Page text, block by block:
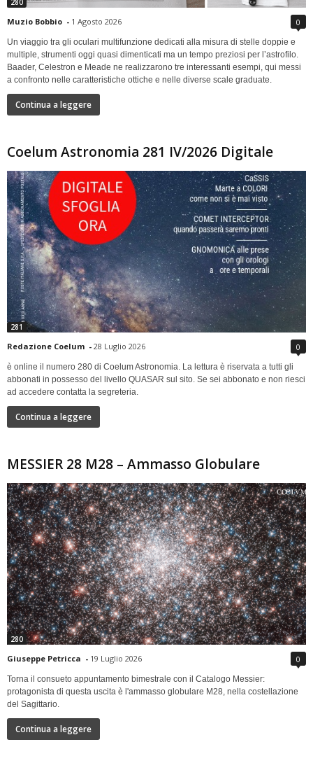
280
Muzio Bobbio - 1 Agosto 2026 0
Un viaggio tra gli oculari multifunzione dedicati alla misura di stelle doppie e
multiple, strumenti oggi quasi dimenticati ma un tempo preziosi per l’astrofilo.
Baader, Celestron e Meade ne realizzarono tre interessanti esempi, qui messi
a confronto nelle caratteristiche ottiche e nelle diverse scale graduate.
Continua a leggere
Coelum Astronomia 281 IV/2026 Digitale
281
Redazione Coelum - 28 Luglio 2026 0
è online il numero 280 di Coelum Astronomia. La lettura è riservata a tutti gli
abbonati in possesso del livello QUASAR sul sito. Se sei abbonato e non riesci
ad accedere contatta la segreteria.
Continua a leggere
MESSIER 28 M28 – Ammasso Globulare
280
Giuseppe Petricca - 19 Luglio 2026 0
Torna il consueto appuntamento bimestrale con il Catalogo Messier:
protagonista di questa uscita è l'ammasso globulare M28, nella costellazione
del Sagittario.
Continua a leggere